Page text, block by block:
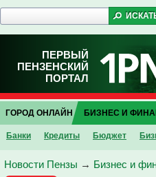
ПЕРВЫЙ
ПЕНЗЕНСКИЙ
ПОРТАЛ
ГОРОД ОНЛАЙН БИЗНЕС И
Банки Кредиты Бюджет
Новости Пензы → Бизнес и